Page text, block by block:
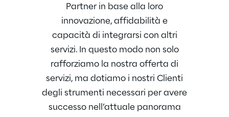
Partner in base alla loro
innovazione, affidabilità e
capacità di integrarsi con altri
servizi. In questo modo non solo
rafforziamo la nostra offerta di
servizi, ma dotiamo i nostri Clienti
degli strumenti necessari per avere
successo nell’attuale panorama